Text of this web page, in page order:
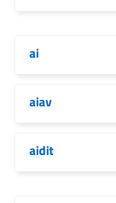
ai
aiav
aidit